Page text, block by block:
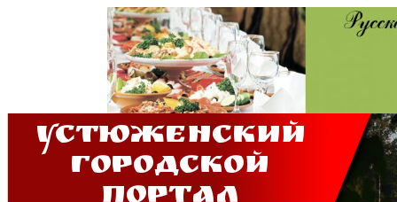
Устюженский
Городской